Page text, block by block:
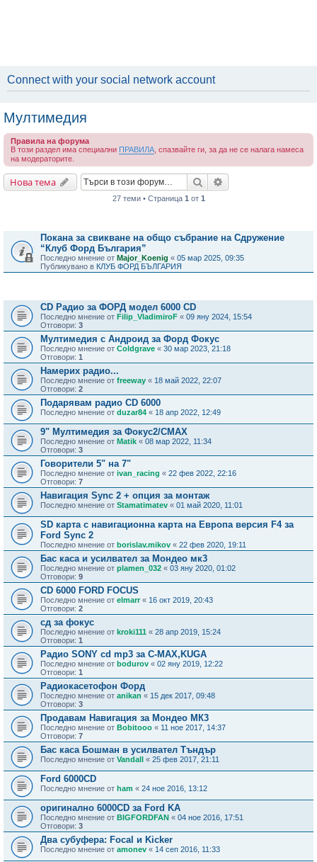
Connect with your social network account
Мултимедия
Правила на форума
В този раздел има специални ПРАВИЛА , спазвайте ги, за да не се налага намеса
на модераторите.
Нова тема Търсене
27 теми • Страница 1 от 1
Покана за свикване на общо събрание на Сдружение
“Клуб Форд България”
Последно мнение от Major_Koenig « 05 мар 2025, 09:35
Публикувано в КЛУБ ФОРД БЪЛГАРИЯ
CD Радио за ФОРД модел 6000 CD
Последно мнение от Filip_VladimiroF « 09 яну 2024, 15:54
Отговори: 3
Мултимедия с Андроид за Форд Фокус
Последно мнение от Coldgrave « 30 мар 2023, 21:18
Отговори: 1
Намерих радио...
Последно мнение от freeway « 18 май 2022, 22:07
Отговори: 2
Подарявам радио CD 6000
Последно мнение от duzar84 « 18 апр 2022, 12:49
9" Мултимедия за Фокус2/CMAX
Последно мнение от Matik « 08 мар 2022, 11:34
Отговори: 3
Говорители 5" на 7"
Последно мнение от ivan_racing « 22 фев 2022, 22:16
Отговори: 7
Навигация Sync 2 + опция за монтаж
Последно мнение от Stamatimatev « 01 май 2020, 11:01
SD карта с навигационна карта на Европа версия F4 за
Ford Sync 2
Последно мнение от borislav.mikov « 22 фев 2020, 19:11
Бас каса и усилвател за Мондео мк3
Последно мнение от plamen_032 « 03 яну 2020, 01:02
Отговори: 9
CD 6000 FORD FOCUS
Последно мнение от elmarr« 16 окт 2019, 20:43
Отговори: 2
сд за фокус
Последно мнение от kroki111 « 28 апр 2019, 15:24
Отговори: 1
Радио SONY cd mp3 за C-MAX,KUGA
Последно мнение от bodurov « 02 яну 2019, 12:22
Отговори: 1
Радиокасетофон Форд
Последно мнение от anikan « 15 дек 2017, 09:48
Отговори: 3
Продавам Навигация за Мондео МК3
Последно мнение от Bobitooo « 11 ное 2017, 14:37
Отговори: 7
Бас каса Бошман в усилвател Тъндър
Последно мнение от Vandall « 25 фев 2017, 21:11
Ford 6000CD
Последно мнение от ham « 24 ное 2016, 13:12
оригинално 6000CD за Ford KA
Последно мнение от BIGFORDFAN « 04 ное 2016, 17:51
Отговори: 3
Два субуфера: Focal и Kicker
Последно мнение от amonev « 14 сеп 2016, 11:33